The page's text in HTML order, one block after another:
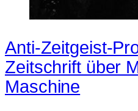
Anti-Zeitgeist-
Zeitschrift über
Maschine